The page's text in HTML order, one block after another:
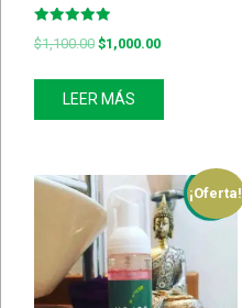
Valorado
con
$1,100.00 $1,000.00
LEER MÁS
¡Oferta!